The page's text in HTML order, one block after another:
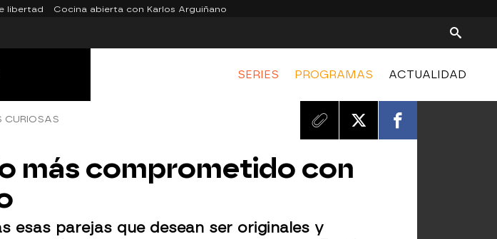
libertad Cocina abierta con Karlos Arguiñano
SERIES PROGRAMAS ACTUALIDAD
CURIOSAS
más comprometido con
esas parejas que desean ser originales y